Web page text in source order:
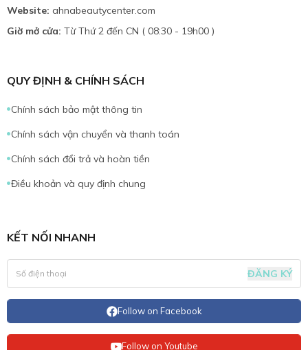
Website: ahnabeautycenter.com
Giờ mở cửa: Từ Thứ 2 đến CN ( 08:30 - 19h00 )
QUY ĐỊNH & CHÍNH SÁCH
Chính sách bảo mật thông tin
Chính sách vận chuyển và thanh toán
Chính sách đổi trả và hoàn tiền
Điều khoản và quy định chung
KẾT NỐI NHANH
ĐĂNG KÝ
Follow on Facebook
Follow on Youtube